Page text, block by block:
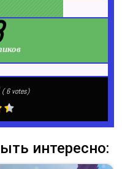
(6votes)
интересно: